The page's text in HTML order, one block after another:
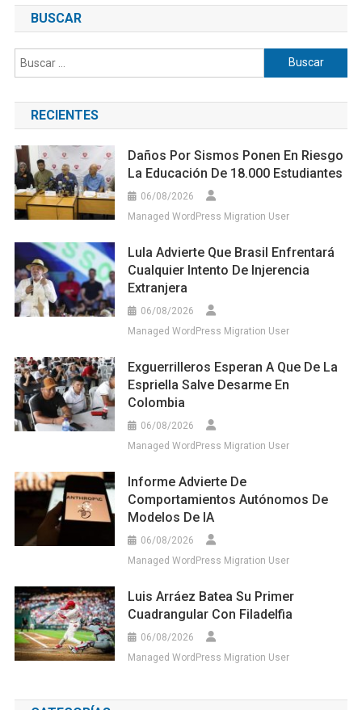
BUSCAR
Buscar:
RECIENTES
Daños Por Sismos Ponen En Riesgo
La Educación De 18.000 Estudiantes
06/08/2026
Managed WordPress Migration User
Lula Advierte Que Brasil Enfrentará
Cualquier Intento De Injerencia
Extranjera
06/08/2026
Managed WordPress Migration User
Exguerrilleros Esperan A Que De La
Espriella Salve Desarme En
Colombia
06/08/2026
Managed WordPress Migration User
Informe Advierte De
Comportamientos Autónomos De
Modelos De IA
06/08/2026
Managed WordPress Migration User
Luis Arráez Batea Su Primer
Cuadrangular Con Filadelfia
06/08/2026
Managed WordPress Migration User